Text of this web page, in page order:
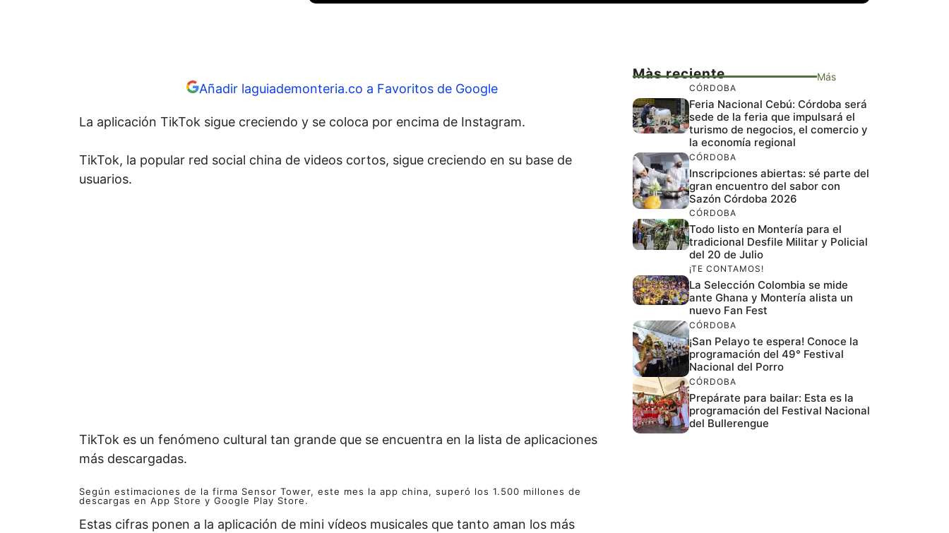
Añadir laguiademonteria.co a Favoritos de Google
La aplicación TikTok sigue creciendo y se coloca por encima de Instagram.
TikTok, la popular red social china de videos cortos, sigue creciendo en su base de
usuarios.
TikTok es un fenómeno cultural tan grande que se encuentra en la lista de aplicaciones
más descargadas.
Según estimaciones de la firma Sensor Tower, este mes la app china, superó los 1.500 millones de
descargas en App Store y Google Play Store.
Estas cifras ponen a la aplicación de mini vídeos musicales que tanto aman los más
Màs reciente Más
CÓRDOBA
Feria Nacional Cebú: Córdoba será
sede de la feria que impulsará el
turismo de negocios, el comercio y
la economía regional
CÓRDOBA
Inscripciones abiertas: sé parte del
gran encuentro del sabor con
Sazón Córdoba 2026
CÓRDOBA
Todo listo en Montería para el
tradicional Desfile Militar y Policial
del 20 de Julio
¡TE CONTAMOS!
La Selección Colombia se mide
ante Ghana y Montería alista un
nuevo Fan Fest
CÓRDOBA
¡San Pelayo te espera! Conoce la
programación del 49° Festival
Nacional del Porro
CÓRDOBA
Prepárate para bailar: Esta es la
programación del Festival Nacional
del Bullerengue